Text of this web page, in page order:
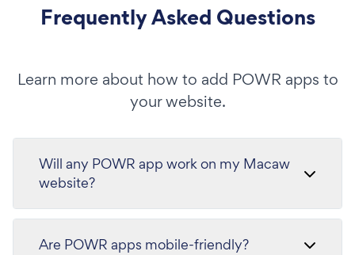
Frequently Asked Questions
Learn more about how to add POWR apps to
your website.
Will any POWR app work on my Macaw
website?
Are POWR apps mobile-friendly?